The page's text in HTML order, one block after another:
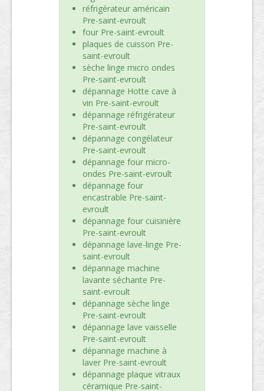
réfrigérateur américain
Pre-saint-evroult
four Pre-saint-evroult
plaques de cuisson Pre-
saint-evroult
sèche linge micro ondes
Pre-saint-evroult
dépannage Hotte cave à
vin Pre-saint-evroult
dépannage réfrigérateur
Pre-saint-evroult
dépannage congélateur
Pre-saint-evroult
dépannage four micro-
ondes Pre-saint-evroult
dépannage four
encastrable Pre-saint-
evroult
dépannage four cuisinière
Pre-saint-evroult
dépannage lave-linge Pre-
saint-evroult
dépannage machine
lavante séchante Pre-
saint-evroult
dépannage sèche linge
Pre-saint-evroult
dépannage lave vaisselle
Pre-saint-evroult
dépannage machine à
laver Pre-saint-evroult
dépannage plaque vitraux
céramique Pre-saint-